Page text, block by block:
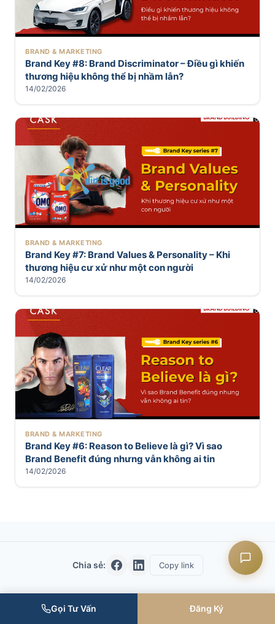
BRAND & MARKETING
Brand Key #8: Brand Discriminator – Điều gì khiến
thương hiệu không thể bị nhầm lẫn?
14/02/2026
BRAND & MARKETING
Brand Key #7: Brand Values & Personality – Khi
thương hiệu cư xử như một con người
14/02/2026
BRAND & MARKETING
Brand Key #6: Reason to Believe là gì? Vì sao
Brand Benefit đúng nhưng vẫn không ai tin
14/02/2026
Chia sẻ: Copy link
Gọi Tư Vấn Đăng Ký
Liên hệ CASK
Chat Zalo